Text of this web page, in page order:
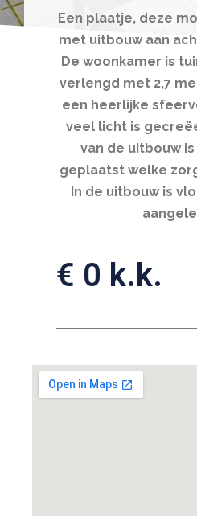
Een plaatje, deze
met uitbouw aan
De woonkamer is
verlengd met 2,7
een heerlijke
veel licht is
van de uitbouw
geplaatst welke
In de uitbouw is
€ 0 k.k.